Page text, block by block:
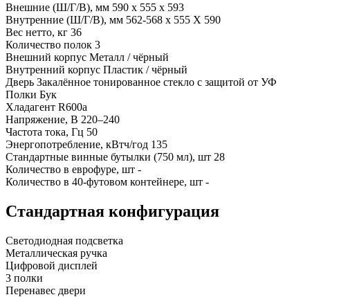
Внешние (Ш/Г/В), мм 590 x 555 x 593
Внутренние (Ш/Г/В), мм 562-568 x 555 Х 590
Вес нетто, кг 36
Количество полок 3
Внешний корпус Металл / чёрный
Внутренний корпус Пластик / чёрный
Дверь Закалённое тонированное стекло с защитой от УФ
Полки Бук
Хладагент R600a
Напряжение, В 220–240
Частота тока, Гц 50
Энергопотребление, кВтч/год 135
Стандартные винные бутылки (750 мл), шт 28
Количество в еврофуре, шт -
Количество в 40-футовом контейнере, шт -
Стандартная конфигурация
Светодиодная подсветка
Металлическая ручка
Цифровой дисплей
3 полки
Перенавес двери